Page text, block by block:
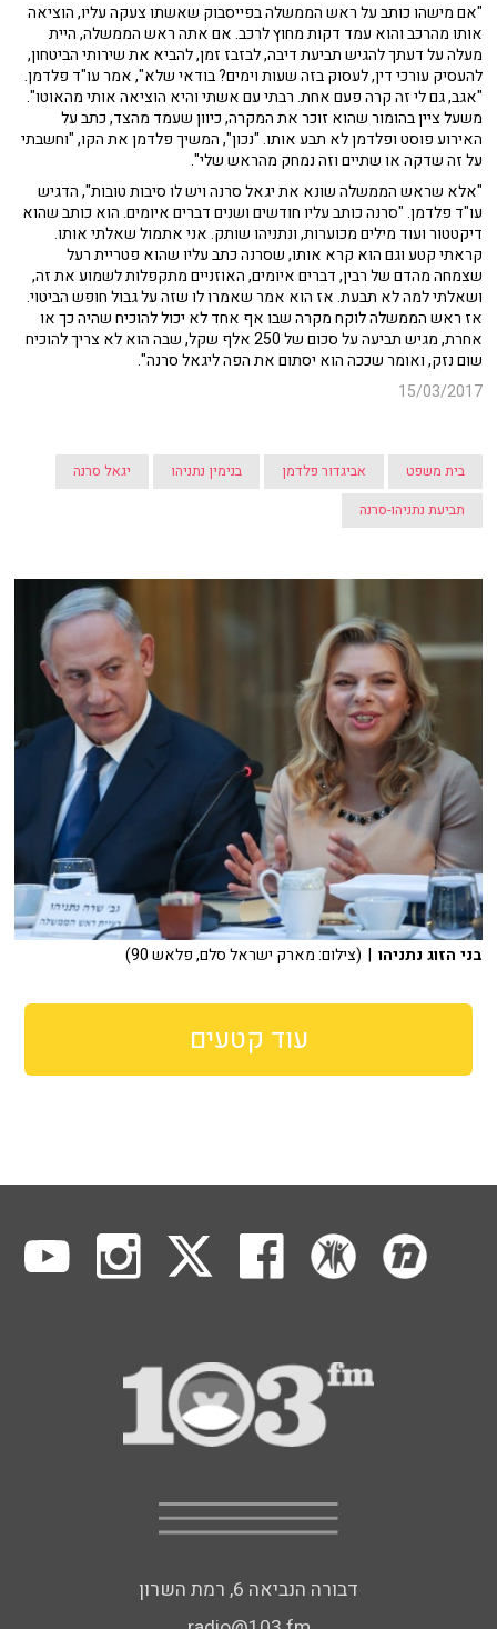
"אם מישהו כותב על ראש הממשלה בפייסבוק שאשתו צעקה עליו, הוציאה
אותו מהרכב והוא עמד דקות מחוץ לרכב. אם אתה ראש הממשלה, היית
מעלה על דעתך להגיש תביעת דיבה, לבזבז זמן, להביא את שירותי הביטחון,
להעסיק עורכי דין, לעסוק בזה שעות וימים? בודאי שלא", אמר עו"ד פלדמן.
"אגב, גם לי זה קרה פעם אחת. רבתי עם אשתי והיא הוציאה אותי מהאוטו".
משעל ציין בהומור שהוא זוכר את המקרה, כיוון שעמד מהצד, כתב על
האירוע פוסט ופלדמן לא תבע אותו. "נכון", המשיך פלדמן את הקו, "וחשבתי
על זה שדקה או שתיים וזה נמחק מהראש שלי".
"אלא שראש הממשלה שונא את יגאל סרנה ויש לו סיבות טובות", הדגיש
עו"ד פלדמן. "סרנה כותב עליו חודשים ושנים דברים איומים. הוא כותב שהוא
דיקטטור ועוד מילים מכוערות, ונתניהו שותק. אני אתמול שאלתי אותו.
קראתי קטע וגם הוא קרא אותו, שסרנה כתב עליו שהוא פטריית רעל
שצמחה מהדם של רבין, דברים איומים, האוזניים מתקפלות לשמוע את זה,
ושאלתי למה לא תבעת. אז הוא אמר שאמרו לו שזה על גבול חופש הביטוי.
אז ראש הממשלה לוקח מקרה שבו אף אחד לא יכול להוכיח שהיה כך או
אחרת, מגיש תביעה על סכום של 250 אלף שקל, שבה הוא לא צריך להוכיח
שום נזק, ואומר שככה הוא יסתום את הפה ליגאל סרנה".
15/03/2017
בית משפט אביגדור פלדמן בנימין נתניהו
יגאל סרנה
תביעת נתניהו-סרנה
בני הזוג נתניהו | (צילום: מארק ישראל סלם, פלאש 90)
עוד קטעים
דבורה הנביאה 6, רמת השרון